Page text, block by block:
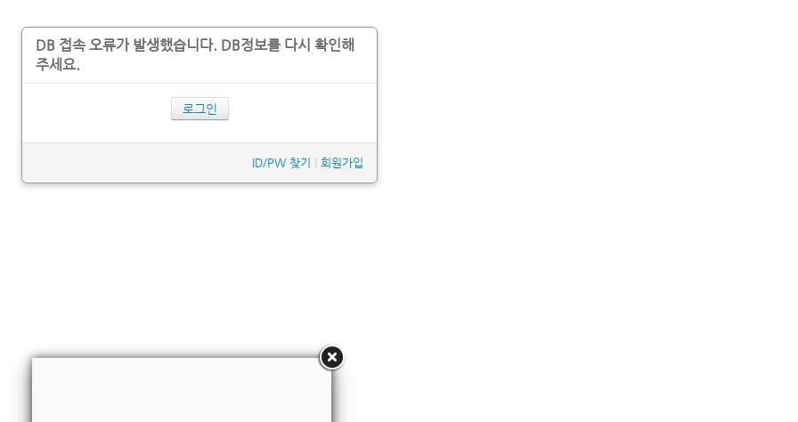
DB 접속 오류가 발생했습니다. DB정보를 다시 확인해
주세요.
로그인
ID/PW 찾기 회원가입